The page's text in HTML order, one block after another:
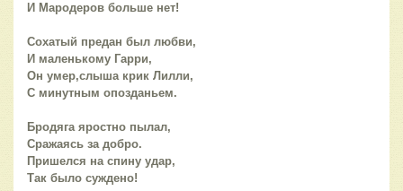
И Мародеров больше нет!
Сохатый предан был любви,
И маленькому Гарри,
Он умер,слыша крик Лилли,
С минутным опозданьем.
Бродяга яростно пылал,
Сражаясь за добро.
Пришелся на спину удар,
Так было суждено!